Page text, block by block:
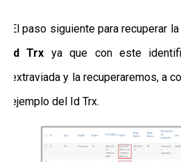
El paso siguiente para recuperar
Id Trx ya que con este
extraviada y la recuperaremos, a
ejemplo del Id Trx.